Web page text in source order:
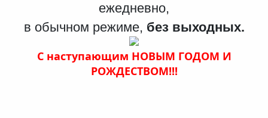
ежедневно,
в обычном режиме, без выходных.
С наступающим НОВЫМ ГОДОМ И
РОЖДЕСТВОМ!!!